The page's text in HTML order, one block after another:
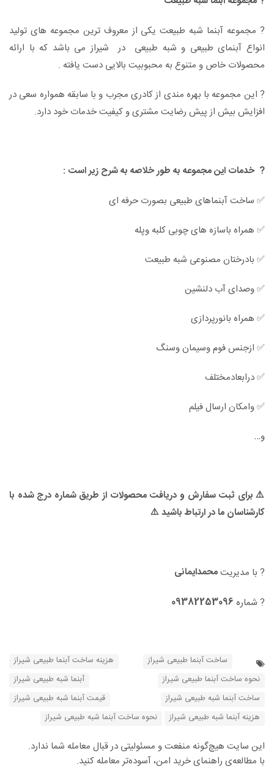
? مجموعه آبنما شبه طبیعت یکی از معروف ترین مجموعه های تولید
انواع آبنمای طبیعی و شبه طبیعی در شیراز می باشد که با ارائه
محصولات خاص و متنوع به محبوبیت بالایی دست یافته .
? این مجموعه با بهره مندی از کادری مجرب و با سابقه همواره سعی در
افزایش بیش از پیش رضایت مشتری و کیفیت خدمات خود دارد.
? خدمات این مجموعه به طور خلاصه به شرح زیر است :
✅ ساخت آبنماهای طبیعی بصورت حرفه ای
✅ همراه باسازه های چوبی کلبه وپله
✅ بادرختان مصنوعی شبه طبیعت
✅ وصدای آب دلنشین
✅ همراه بانورپردازی
✅ ازجنس فوم وسیمان وسنگ
✅ درابعادمختلف
✅ وامکان ارسال فیلم
و…
⚠️ برای ثبت سفارش و دریافت محصولات از طریق شماره درج شده با
کارشناسان ما در ارتباط باشید ⚠️
? با مدیریتمحمدایمانی
? شماره 09382253096
ساخت آبنما طبیعی شیراز
هزینه ساخت آبنما طبیعی شیراز
نحوه ساخت آبنما طبیعی شیراز
آبنما شبه طبیعی شیراز
ساخت آبنما شبه طبیعی شیراز
قیمت آبنما شبه طبیعی شیراز
هزینه آبنما شبه طبیعی شیراز
نحوه ساخت آبنما شبه طبیعی شیراز
این سایت هیچ‌گونه منفعت و مسئولیتی در قبال معامله شما ندارد.
با مطالعه‌ی راهنمای خرید امن، آسوده‌تر معامله کنید.